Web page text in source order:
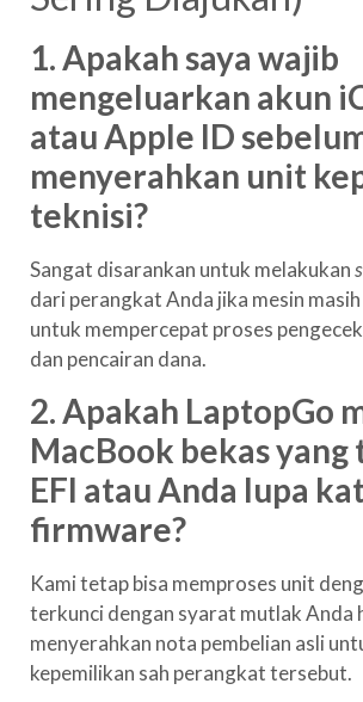
1. Apakah saya wajib
mengeluarkan akun
atau Apple ID
menyerahkan unit
teknisi?
Sangat disarankan untuk melakukan
dari perangkat Anda jika mesin
untuk mempercepat proses
dan pencairan dana.
2. Apakah LaptopGo
MacBook bekas
EFI atau Anda lupa
firmware?
Kami tetap bisa memproses unit
terkunci dengan syarat mutlak Anda
menyerahkan nota pembelian asli
kepemilikan sah perangkat tersebut.